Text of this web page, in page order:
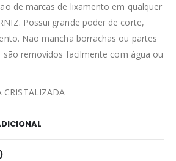
de marcas de lixamento em qualquer
Possui grande poder de corte,
Não mancha borrachas ou partes
são removidos facilmente com água ou
CRISTALIZADA